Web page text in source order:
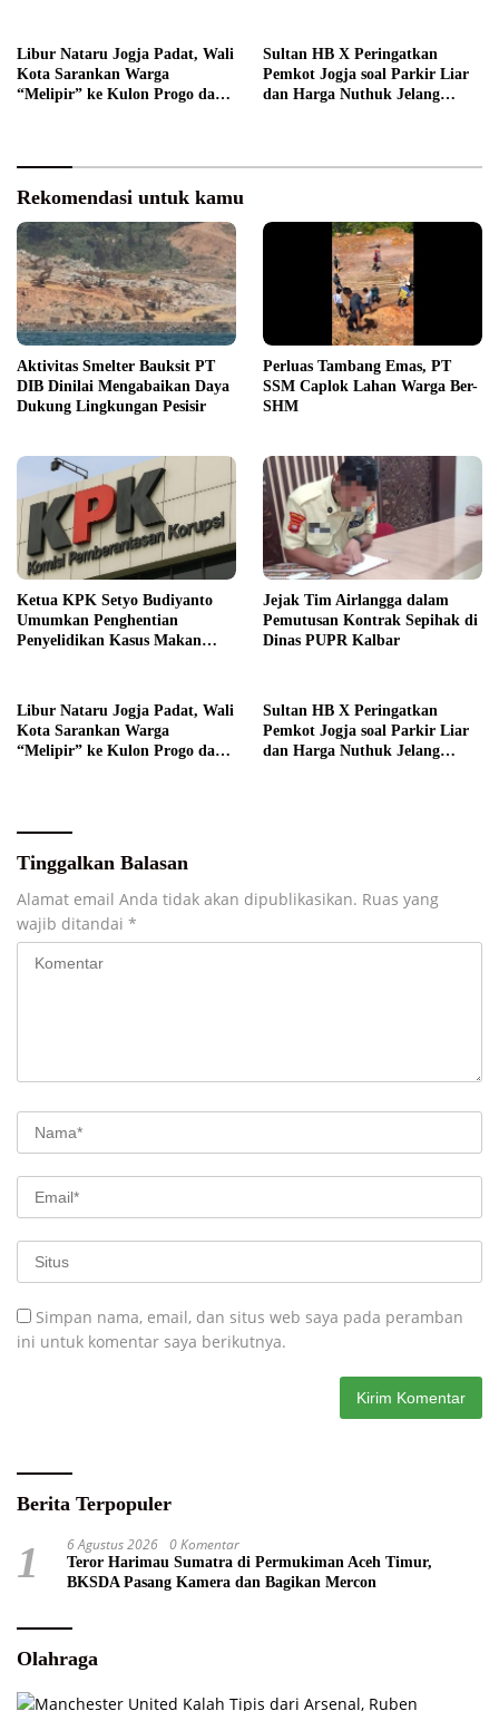
Libur Nataru Jogja Padat, Wali
Kota Sarankan Warga
“Melipir” ke Kulon Progo dan
Sultan HB X Peringatkan
Pemkot Jogja soal Parkir Liar
dan Harga Nuthuk Jelang
Rekomendasi untuk kamu
Aktivitas Smelter Bauksit PT
DIB Dinilai Mengabaikan Daya
Dukung Lingkungan Pesisir
Perluas Tambang Emas, PT
SSM Caplok Lahan Warga Ber-
SHM
Ketua KPK Setyo Budiyanto
Umumkan Penghentian
Penyelidikan Kasus Makan
Jejak Tim Airlangga dalam
Pemutusan Kontrak Sepihak di
Dinas PUPR Kalbar
Libur Nataru Jogja Padat, Wali
Kota Sarankan Warga
“Melipir” ke Kulon Progo dan
Sultan HB X Peringatkan
Pemkot Jogja soal Parkir Liar
dan Harga Nuthuk Jelang
Tinggalkan Balasan
Alamat email Anda tidak akan dipublikasikan. Ruas yang
wajib ditandai *
Simpan nama, email, dan situs web saya pada peramban
ini untuk komentar saya berikutnya.
Berita Terpopuler
1 6 Agustus 2026 0 Komentar
Teror Harimau Sumatra di Permukiman Aceh Timur,
BKSDA Pasang Kamera dan Bagikan Mercon
Olahraga